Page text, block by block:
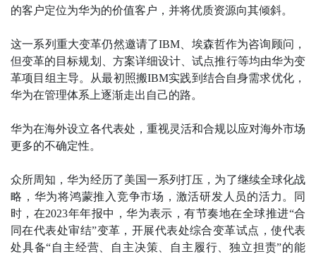
的客户定位为华为的价值客户，并将优质资源向其倾斜。
这一系列重大变革仍然邀请了IBM、埃森哲作为咨询顾问，
但变革的目标规划、方案详细设计、试点推行等均由华为变
革项目组主导。从最初照搬IBM实践到结合自身需求优化，
华为在管理体系上逐渐走出自己的路。
华为在海外设立各代表处，重视灵活和合规以应对海外市场
更多的不确定性。
众所周知，华为经历了美国一系列打压，为了继续全球化战
略，华为将鸿蒙推入竞争市场，激活研发人员的活力。同
时，在2023年年报中，华为表示，有节奏地在全球推进“合
同在代表处审结”变革，开展代表处综合变革试点，使代表
处具备“自主经营、自主决策、自主履行、独立担责”的能